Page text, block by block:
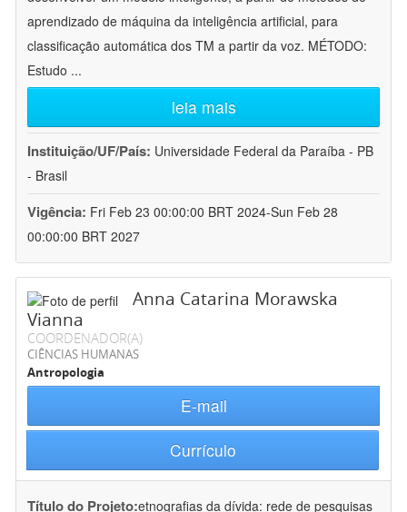
aprendizado de máquina da inteligência artificial, para
classificação automática dos TM a partir da voz. MÉTODO:
Estudo ...
leia mais
Instituição/UF/País: Universidade Federal da Paraíba - PB
- Brasil
Vigência: Fri Feb 23 00:00:00 BRT 2024-Sun Feb 28
00:00:00 BRT 2027
Anna Catarina Morawska
Vianna
COORDENADOR(A)
CIÊNCIAS HUMANAS
Antropologia
E-mail
Currículo
Título do Projeto:etnografias da dívida: rede de pesquisas